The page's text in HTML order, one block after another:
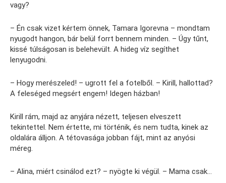
vagy?
– Én csak vizet kértem önnek, Tamara Igorevna – mondtam
nyugodt hangon, bár belül forrt bennem minden. – Úgy tűnt,
kissé túlságosan is belehevült. A hideg víz segíthet
lenyugodni.
– Hogy merészeled! – ugrott fel a fotelből. – Kirill, hallottad?
A feleséged megsért engem! Idegen házban!
Kirill rám, majd az anyjára nézett, teljesen elveszett
tekintettel. Nem értette, mi történik, és nem tudta, kinek az
oldalára álljon. A tétovasága jobban fájt, mint az anyósi
méreg.
– Alina, miért csinálod ezt? – nyögte ki végül. – Mama csak…